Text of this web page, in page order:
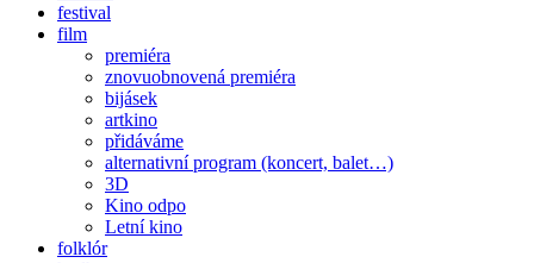
festival
film
premiéra
znovuobnovená premiéra
bijásek
artkino
přidáváme
alternativní program (koncert, balet…)
3D
Kino odpo
Letní kino
folklór